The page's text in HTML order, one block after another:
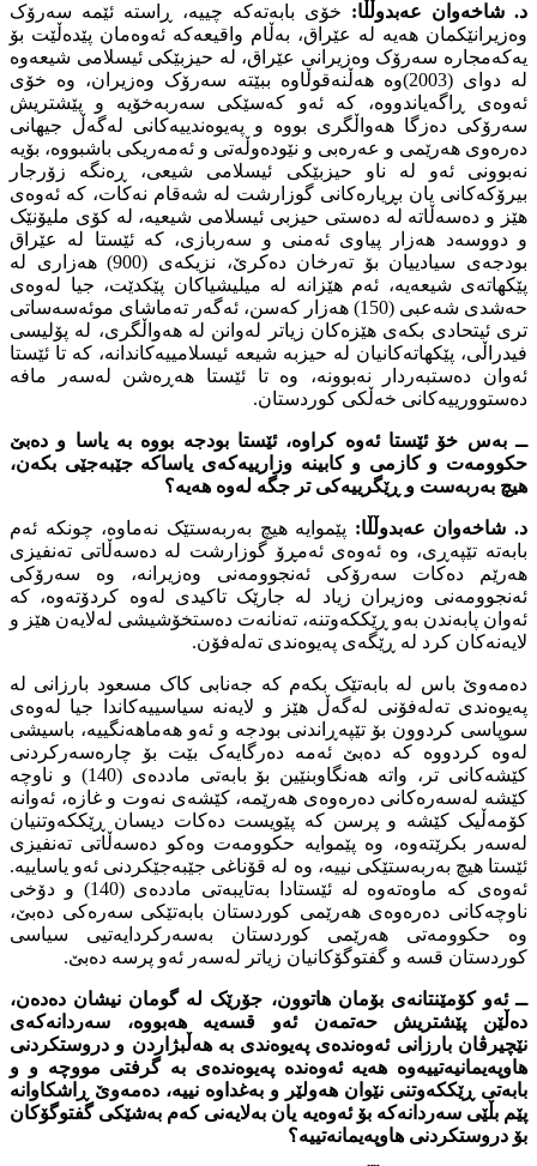
د. شاخەوان عەبدوڵڵا: خۆى بابەتەکە چییە، ڕاستە ئێمە سەرۆک
وەزیرانێکمان هەیە لە عێراق، بەڵام واقیعەکە ئەوەمان پێدەڵێت بۆ
یەکەمجارە سەرۆک وەزیرانى عێراق، لە حیزبێکى ئیسلامى شیعەوە
لە دواى (2003)وە هەڵنەقوڵاوە ببێتە سەرۆک وەزیران، وە خۆى
ئەوەى ڕاگەیاندووە، کە ئەو کەسێکى سەربەخۆیە و پێشتریش
سەرۆکى دەزگا هەواڵگرى بووە و پەیوەندییەکانى لەگەڵ جیهانى
دەرەوى هەرێمى و عەرەبى و نێودەوڵەتى و ئەمەریکى باشبووە، بۆیە
نەبوونى ئەو لە ناو حیزبێکى ئیسلامى شیعى، ڕەنگە زۆرجار
بیرۆکەکانى یان بڕیارەکانى گوزارشت لە شەقام نەکات، کە ئەوەى
هێز و دەسەڵاتە لە دەستى حیزبى ئیسلامى شیعیە، لە کۆى ملیۆنێک
و دووسەد هەزار پیاوى ئەمنى و سەربازى، کە ئێستا لە عێراق
بودجەى سیادییان بۆ تەرخان دەکرێ، نزیکەى (900) هەزارى لە
پێکهاتەى شیعەیە، ئەم هێزانە لە میلیشیاکان پێکدێت، جیا لەوەى
حەشدى شەعبى (150) هەزار کەسن، ئەگەر تەماشاى موئەسەساتى
ترى ئیتحادى بکەى هێزەکان زیاتر لەوانن لە هەواڵگرى، لە پۆلیسى
فیدراڵى، پێکهاتەکانیان لە حیزبە شیعە ئیسلامییەکاندانە، کە تا ئێستا
ئەوان دەستبەردار نەبوونە، وە تا ئێستا هەڕەشن لەسەر مافە
دەستوورییەکانى خەڵکى کوردستان.
ــ بەس خۆ ئێستا ئەوە کراوە، ئێستا بودجە بووە بە یاسا و دەبێ
حکوومەت و کازمى و کابینە وزارییەکەى یاساکە جێبەجێى بکەن،
هیچ بەربەست و ڕێگرییەکى تر جگە لەوە هەیە؟
د. شاخەوان عەبدوڵڵا: پێموایە هیچ بەربەستێک نەماوە، چونکە ئەم
بابەتە تێپەڕى، وە ئەوەى ئەمڕۆ گوزارشت لە دەسەڵاتى تەنفیزى
هەرێم دەکات سەرۆکى ئەنجوومەنى وەزیرانە، وە سەرۆکى
ئەنجوومەنى وەزیران زیاد لە جارێک تاکیدى لەوە کردۆتەوە، کە
ئەوان پابەندن بەو ڕێککەوتنە، تەنانەت دەستخۆشیشى لەلایەن هێز و
لایەنەکان کرد لە ڕێگەى پەیوەندى تەلەفۆن.
دەمەوێ باس لە بابەتێک بکەم کە جەنابى کاک مسعود بارزانى لە
پەیوەندى تەلەفۆنى لەگەڵ هێز و لایەنە سیاسییەکاندا جیا لەوەى
سوپاسى کردوون بۆ تێپەڕاندنى بودجە و ئەو هەماهەنگییە، باسیشى
لەوە کردووە کە دەبێ ئەمە دەرگایەک بێت بۆ چارەسەرکردنى
کێشەکانى تر، واتە هەنگاوبنێین بۆ بابەتى ماددەى (140) و ناوچە
کێشە لەسەرەکانى دەرەوەى هەرێمە، کێشەى نەوت و غازە، ئەوانە
کۆمەڵیک کێشە و پرسن کە پێویست دەکات دیسان ڕێککەوتنیان
لەسەر بکرێتەوە، وە پێموایە حکوومەت وەکو دەسەڵاتى تەنفیزى
ئێستا هیچ بەربەستێکى نییە، وە لە قۆناغى جێبەجێکردنى ئەو یاساییە.
ئەوەى کە ماوەتەوە لە ئێستادا بەتایبەتى ماددەى (140) و دۆخى
ناوچەکانى دەرەوەى هەرێمى کوردستان بابەتێکى سەرەکى دەبێ،
وە حکوومەتى هەرێمى کوردستان بەسەرکردایەتیى سیاسى
کوردستان قسە و گفتوگۆکانیان زیاتر لەسەر ئەو پرسە دەبێ.
ــ ئەو کۆمێنتانەى بۆمان هاتوون، جۆرێک لە گومان نیشان دەدەن،
دەڵێن پێشتریش حەتمەن ئەو قسەیە هەبووە، سەردانەکەى
نێچیرڤان بارزانى ئەوەندەى پەیوەندى بە هەڵبژاردن و دروستکردنى
هاوپەیمانیەتییەوە هەیە ئەوەندە پەیوەندەى بە گرفتى مووچە و و
بابەتى ڕێککەوتنى نێوان هەولێر و بەغداوە نییە، دەمەوێ ڕاشکاوانە
پێم بڵێی سەردانەکە بۆ ئەوەیە یان بەلایەنى کەم بەشێکى گفتوگۆکان
بۆ دروستکردنى هاوپەیمانەتییە؟